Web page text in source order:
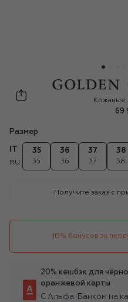
Golden
Кожаные
69
Размер
RU
35
35
36
36
37
37
38
38
Получите заказ с
10% бонусов за
20% кешбэк для
оранжевой карты
С Альфа-Банком на